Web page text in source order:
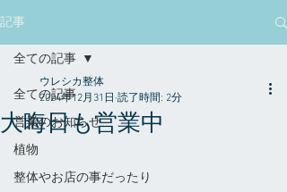
記事
全ての記事
営業のお知らせ
植物
整体やお店の事だったり
全ての記事
大晦日も営業中
ウレシカ整体
2024年12月31日 読了時間: 2分